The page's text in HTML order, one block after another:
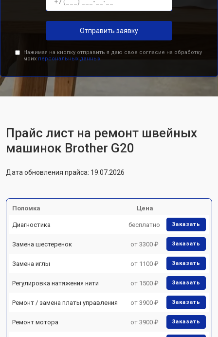
Отправить заявку
Нажимая на кнопку отправить я даю свое согласие на обработку
моих персональных данных.
Прайс лист на ремонт швейных
машинок Brother G20
Дата обновления прайса: 19.07.2026
Поломка Цена
Диагностика бесплатно Заказать
Замена шестеренок от 3300 ₽ Заказать
Замена иглы от 1100 ₽ Заказать
Регулировка натяжения нити от 1500 ₽ Заказать
Ремонт / замена платы управления от 3900 ₽ Заказать
Ремонт мотора от 3900 ₽ Заказать